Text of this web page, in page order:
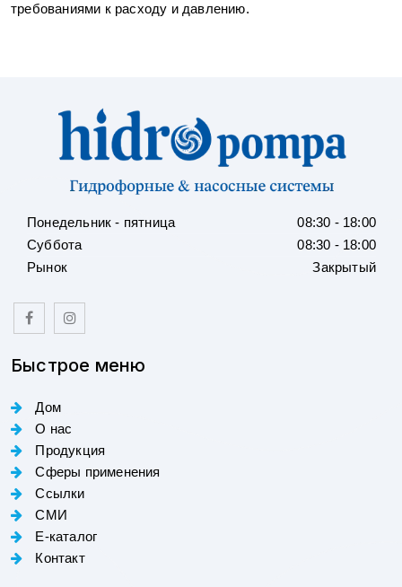
требованиями к расходу и давлению.
Понедельник - пятница
08:30 - 18:00
Суббота
08:30 - 18:00
Рынок
Закрытый
Быстрое меню
Дом
О нас
Продукция
Сферы применения
Ссылки
СМИ
E-каталог
Контакт